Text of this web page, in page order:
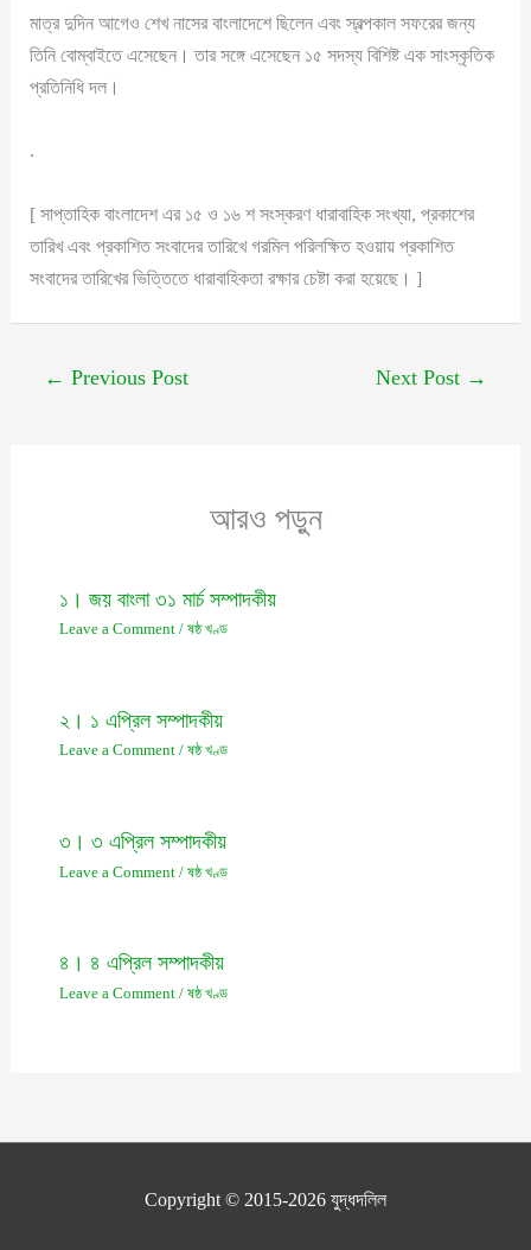
মাত্র দুদিন আগেও শেখ নাসের বাংলাদেশে ছিলেন এবং স্বল্পকাল সফরের জন্য
তিনি বোম্বাইতে এসেছেন। তার সঙ্গে এসেছেন ১৫ সদস্য বিশিষ্ট এক সাংস্কৃতিক
প্রতিনিধি দল।
.
[ সাপ্তাহিক বাংলাদেশ এর ১৫ ও ১৬ শ সংস্করণ ধারাবাহিক সংখ্যা, প্রকাশের
তারিখ এবং প্রকাশিত সংবাদের তারিখে গরমিল পরিলক্ষিত হওয়ায় প্রকাশিত
সংবাদের তারিখের ভিত্তিতে ধারাবাহিকতা রক্ষার চেষ্টা করা হয়েছে। ]
← Previous Post Next Post →
আরও পড়ুন
১। জয় বাংলা ৩১ মার্চ সম্পাদকীয়
Leave a Comment / ষষ্ঠ খণ্ড
২। ১ এপ্রিল সম্পাদকীয়
Leave a Comment / ষষ্ঠ খণ্ড
৩। ৩ এপ্রিল সম্পাদকীয়
Leave a Comment / ষষ্ঠ খণ্ড
৪। ৪ এপ্রিল সম্পাদকীয়
Leave a Comment / ষষ্ঠ খণ্ড
Copyright © 2015-2026 যুদ্ধদলিল